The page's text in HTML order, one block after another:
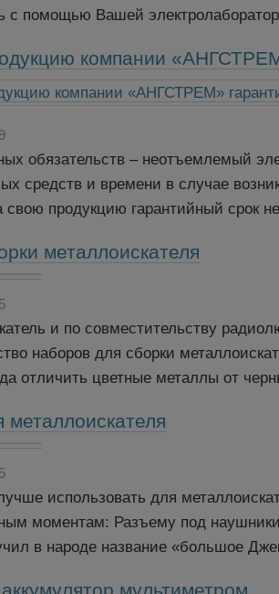
с помощью Вашей
компании
обязательств – неотъемлемый
средств и времени в случае
свою продукцию гарантийный срок
металлоискателя
и по совместительству
наборов для сборки
отличить цветные металлы от
использовать для
моментам: Разъему под
в народе название «большое
мультиметром